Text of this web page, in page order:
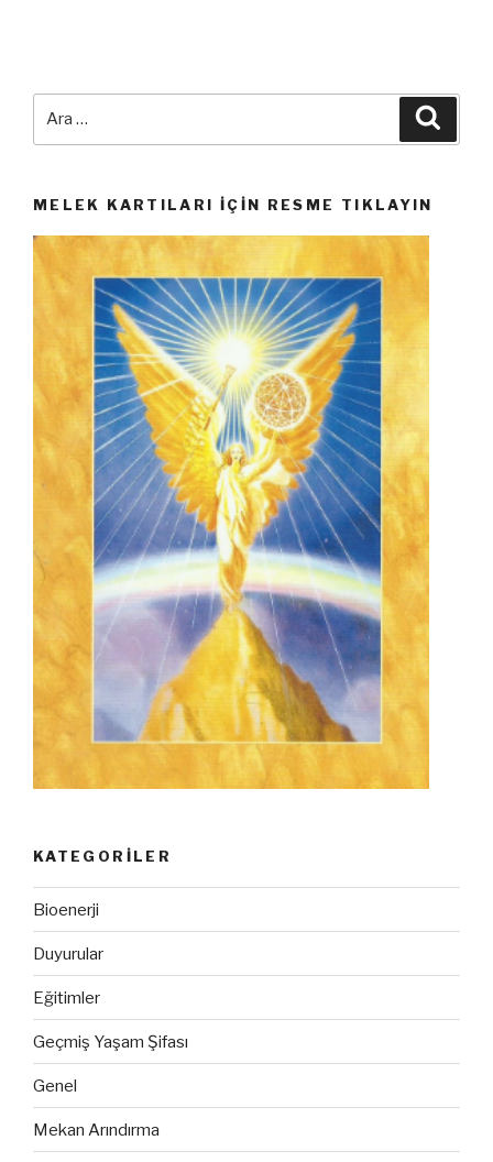
MELEK KARTILARI İÇIN RESME TIKLAYIN
KATEGORILER
Bioenerji
Duyurular
Eğitimler
Geçmiş Yaşam Şifası
Genel
Mekan Arındırma